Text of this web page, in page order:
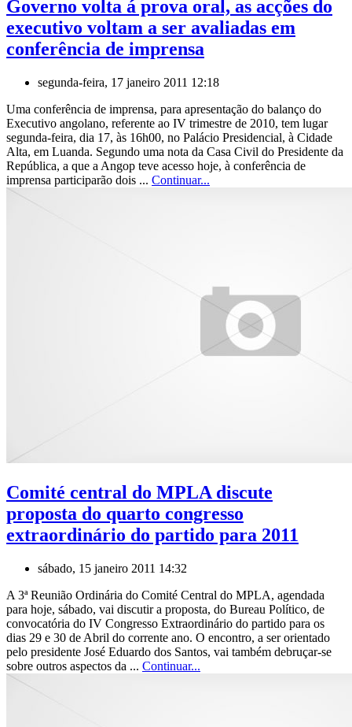
Governo volta á prova oral, as acções do
executivo voltam a ser avaliadas em
conferência de imprensa
segunda-feira, 17 janeiro 2011 12:18
Uma conferência de imprensa, para apresentação do balanço do
Executivo angolano, referente ao IV trimestre de 2010, tem lugar
segunda-feira, dia 17, às 16h00, no Palácio Presidencial, à Cidade
Alta, em Luanda. Segundo uma nota da Casa Civil do Presidente da
República, a que a Angop teve acesso hoje, à conferência de
imprensa participarão dois ... Continuar...
Comité central do MPLA discute
proposta do quarto congresso
extraordinário do partido para 2011
sábado, 15 janeiro 2011 14:32
A 3ª Reunião Ordinária do Comité Central do MPLA, agendada
para hoje, sábado, vai discutir a proposta, do Bureau Político, de
convocatória do IV Congresso Extraordinário do partido para os
dias 29 e 30 de Abril do corrente ano. O encontro, a ser orientado
pelo presidente José Eduardo dos Santos, vai também debruçar-se
sobre outros aspectos da ... Continuar...